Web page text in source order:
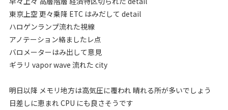
東京上空 更々乗降 ETC はみだして detail
ハロゲンランプ流れた視線
アノテーション絡ましたレ点
バロメーターはみ出して意見
ギラリ vapor wave 流れた city
明日以降 メモリ地方は高気圧に覆われ 晴れる所が多いでしょう
日差しに恵まれ CPU にも良さそうです